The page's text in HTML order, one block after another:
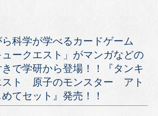
科学が学べるカードゲーム
ュークエスト」がマンガなどの
で学研から登場！！『タンキ
スト 原子のモンスター アト
てセット』発売！！